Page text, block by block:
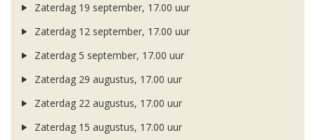
Zaterdag 19 september, 17.00 uur
Zaterdag 12 september, 17.00 uur
Zaterdag 5 september, 17.00 uur
Zaterdag 29 augustus, 17.00 uur
Zaterdag 22 augustus, 17.00 uur
Zaterdag 15 augustus, 17.00 uur